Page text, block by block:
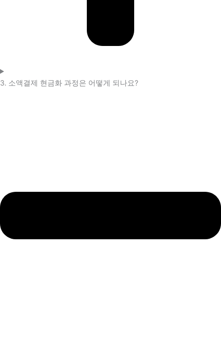
3. 소액결제 현금화 과정은 어떻게 되나요?